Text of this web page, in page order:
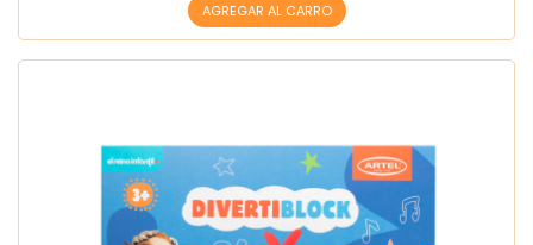
AGREGAR AL CARRO